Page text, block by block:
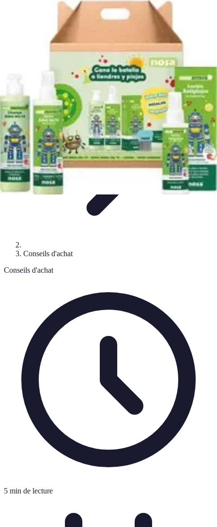
Deal Boutique Express
Astuces et ConseilsInfo & conseils
Offres et Promotions
Deal Boutique Express
Conseils d'achat
Conseils d'achat
5 min de lecture